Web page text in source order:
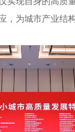
，为城市产业结